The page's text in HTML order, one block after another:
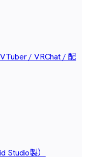
/ VRChat / 配
Studio製）